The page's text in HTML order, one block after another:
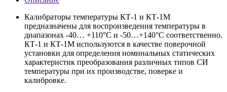
Калибраторы температуры КТ-1 и КТ-1М
предназначены для воспроизведения температуры в
диапазонах -40… +110°С и -50…+140°С соответственно.
КТ-1 и КТ-1М используются в качестве поверочной
установки для определения номинальных статических
характеристик преобразования различных типов СИ
температуры при их производстве, поверке и
калибровке.